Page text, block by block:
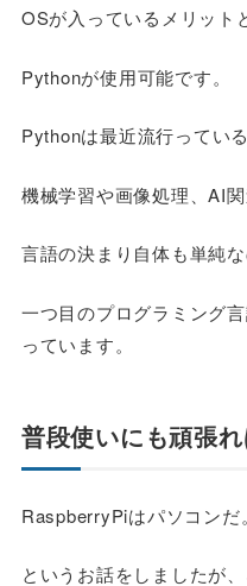
OSが入っているメリット
Pythonが使用可能です。
Pythonは最近流行ってい
機械学習や画像処理、AI
言語の決まり自体も単純
一つ目のプログラミング
っています。
普段使いにも頑張
RaspberryPiはパソコンだ。
というお話をしましたが